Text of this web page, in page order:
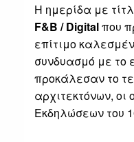
Η ημερίδα με
F&B / Digitalπου
επίτιμο
συνδυασμό με το
προκάλεσαν το
αρχιτεκτόνων,
Εκδηλώσεων του